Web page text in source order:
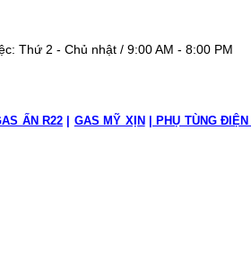
Thứ 2 - Chủ nhật / 9:00 AM - 8:00 PM
ẤN R22| GAS MỸ XỊN| PHỤ TÙNG